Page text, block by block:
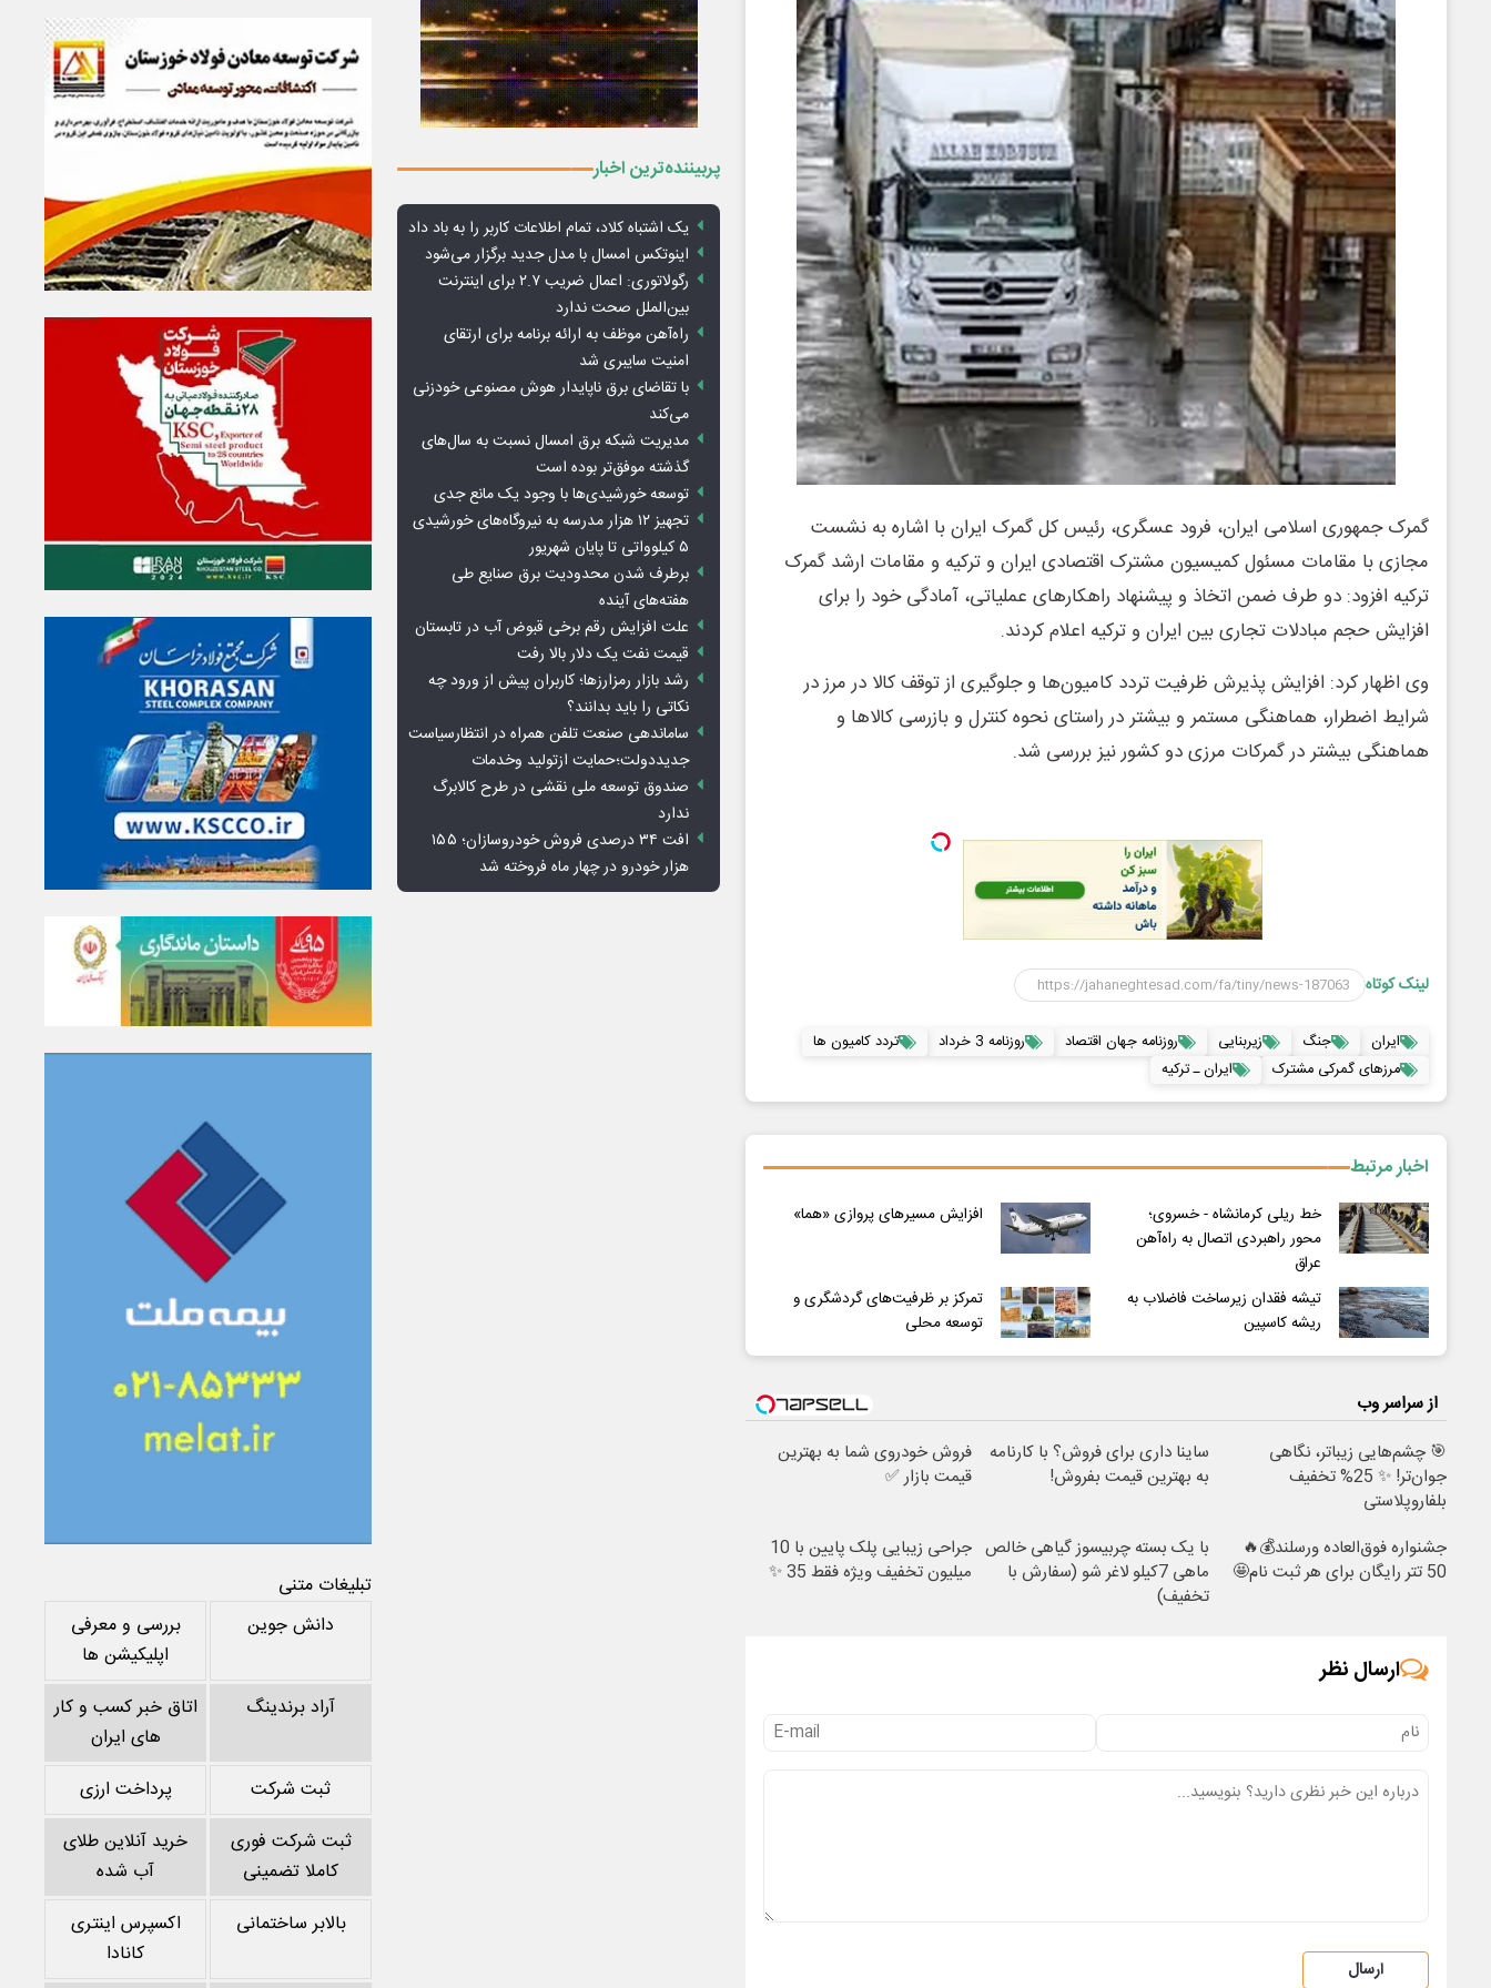
گمرک جمهوری اسلامی ایران، فرود عسگری، رئیس کل گمرک ایران با اشاره به نشست
مجازی با مقامات مسئول کمیسیون مشترک اقتصادی ایران و ترکیه و مقامات ارشد گمرک
ترکیه افزود: دو طرف ضمن اتخاذ و پیشنهاد راهکارهای عملیاتی، آمادگی خود را برای
افزایش حجم مبادلات تجاری بین ایران و ترکیه اعلام کردند.
وی اظهار کرد: افزایش پذیرش ظرفیت تردد کامیون‌ها و جلوگیری از توقف کالا در مرز در
شرایط اضطرار، هماهنگی مستمر و بیشتر در راستای نحوه کنترل و بازرسی کالاها و
هماهنگی بیشتر در گمرکات مرزی دو کشور نیز بررسی شد.
لینک کوتاه
ایران جنگ زیربنایی روزنامه جهان اقتصاد روزنامه 3 خرداد
تردد کامیون ها
مرزهای گمرکی مشترک
ایران ـ ترکیه
اخبار مرتبط
خط ریلی کرمانشاه‌ - خسروی؛
محور راهبردی اتصال به راه‌آهن
عراق
افزایش مسیرهای پروازی «هما»
تیشه فقدان زیرساخت فاضلاب به
ریشه کاسپین
تمرکز بر ظرفیت‌های گردشگری و
توسعه محلی
از سراسر وب
🎯 چشم‌هایی زیباتر، نگاهی
جوان‌تر! ✨ 25% تخفیف
بلفاروپلاستی
ساینا داری برای فروش؟ با کارنامه
به بهترین قیمت بفروش!
فروش خودروی شما به بهترین
قیمت بازار ✅
جشنواره فوق‌العاده ورسلند💰🔥
50 تتر رایگان برای هر ثبت نام🤩
با یک بسته چربیسوز گیاهی خالص
ماهی 7کیلو لاغر شو (سفارش با
تخفیف)
جراحی زیبایی پلک پایین با 10
میلیون تخفیف ویژه فقط 35 ✨
ارسال نظر
ارسال
پربیننده‌ترین اخبار
یک اشتباه کلاد، تمام اطلاعات کاربر را به باد داد
اینوتکس امسال با مدل جدید برگزار می‌شود
رگولاتوری: اعمال ضریب ۲.۷ برای اینترنت
بین‌الملل صحت ندارد
راه‌آهن موظف به ارائه برنامه برای ارتقای
امنیت سایبری شد
با تقاضای برق ناپایدار هوش مصنوعی خودزنی
می‌کند
مدیریت شبکه برق امسال نسبت به سال‌های
گذشته موفق‌تر بوده است
توسعه خورشیدی‌ها با وجود یک مانع جدی
تجهیز ۱۲ هزار مدرسه به نیروگاه‌های خورشیدی
۵ کیلوواتی تا پایان شهریور
برطرف شدن محدودیت‌ برق صنایع طی
هفته‌های آینده
علت افزایش رقم برخی قبوض آب در تابستان
قیمت نفت یک دلار بالا رفت
رشد بازار رمزارزها؛ کاربران پیش از ورود چه
نکاتی را باید بدانند؟
ساماندهی صنعت تلفن همراه در انتظارسیاست
جدیددولت؛حمایت ازتولید وخدمات
صندوق توسعه ملی نقشی در طرح کالابرگ
ندارد
افت ۳۴ درصدی فروش خودروسازان؛ ۱۵۵
هزار خودرو در چهار ماه فروخته شد
تبلیغات متنی
دانش جوین
بررسی و معرفی
اپلیکیشن ها
آراد برندینگ
اتاق خبر کسب و کار
های ایران
ثبت شرکت
پرداخت ارزی
ثبت شرکت فوری
کاملا تضمینی
خرید آنلاین طلای
آب شده
بالابر ساختمانی
اکسپرس اینتری
کانادا